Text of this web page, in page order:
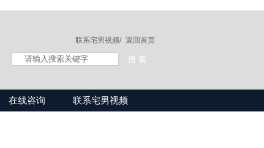
返回首页
联系宅男视频/
在线咨询 联系宅男视频